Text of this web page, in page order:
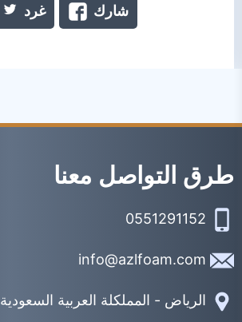
شارك غرد
طرق التواصل معنا
الرياض - المملكلة العربية السعودية